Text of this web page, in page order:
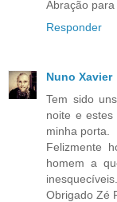
Abração para
Responder
Nuno Xavier
Tem sido
noite e
minha porta.
Felizmente
homem a
Obrigado Zé